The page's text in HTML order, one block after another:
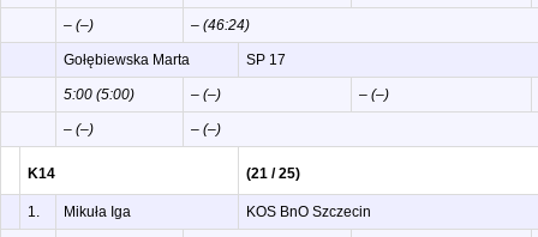
– (–) – (46:24)
Gołębiewska Marta SP 17
5:00 (5:00) – (–) – (–)
– (–) – (–)
K14 (21 / 25)
1. Mikuła Iga KOS BnO Szczecin